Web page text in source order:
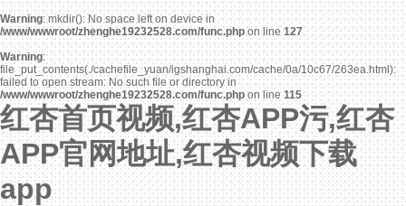
Warning: mkdir(): No space left on device in
/www/wwwroot/zhenghe19232528.com/func.phpon line127
Warning:
file_put_contents(./cachefile_yuan/igshanghai.com/cache/0a/10c67/263ea.html):
failed to open stream: No such file or directory in
/www/wwwroot/zhenghe19232528.com/func.phpon line115
红杏首页视频,红杏APP污,红杏
APP官网地址,红杏视频下载
app